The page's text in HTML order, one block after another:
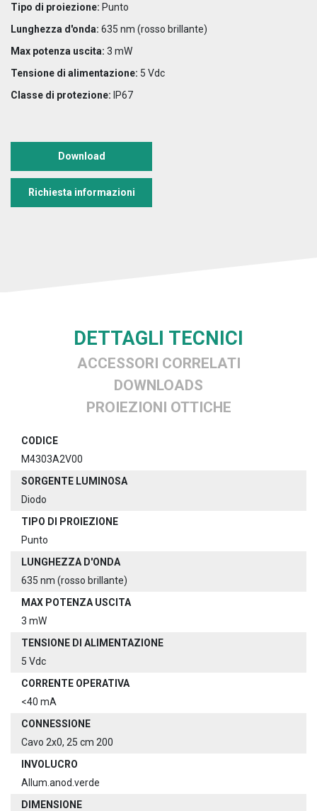
Tipo di proiezione: Punto
Lunghezza d'onda: 635 nm (rosso brillante)
Max potenza uscita: 3 mW
Tensione di alimentazione: 5 Vdc
Classe di protezione: IP67
Download
Richiesta informazioni
DETTAGLI TECNICI
ACCESSORI CORRELATI
DOWNLOADS
PROIEZIONI OTTICHE
CODICE
M4303A2V00
SORGENTE LUMINOSA
Diodo
TIPO DI PROIEZIONE
Punto
LUNGHEZZA D'ONDA
635 nm (rosso brillante)
MAX POTENZA USCITA
3 mW
TENSIONE DI ALIMENTAZIONE
5 Vdc
CORRENTE OPERATIVA
<40 mA
CONNESSIONE
Cavo 2x0, 25 cm 200
INVOLUCRO
Allum.anod.verde
DIMENSIONE